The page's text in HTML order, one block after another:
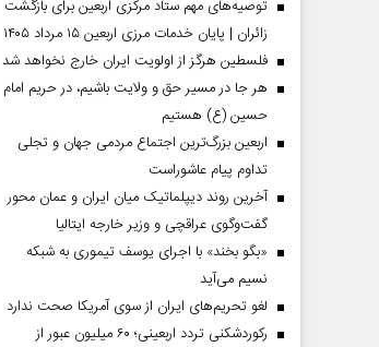
توصیه‌های مهم ستاد مرکزی اربعین برای بازگشت
زائران | پایان خدمات مرزی اربعین ۱۵ مرداد ۱۴۰۵
فلسطین هرگز از اولویت ایران خارج نخواهد شد
هر جا در مسیر حق و ولایت باشیم، در حریم امام
حسین (ع) هستیم
اربعین بزرگ‌ترین اجتماع مردمی جهان و تجلی
تداوم پیام عاشوراست
آخرین روند دیپلماتیک میان ایران و عمان محور
گفت‌وگوی عراقچی و وزیر خارجه ایتالیا
«بگو بخند» با اجرای یوسف تیموری به شبکه
نسیم می‌آید
لغو تحریم‌های ایران از سوی آمریکا صحت ندارد
رکوردشکنی تردد اربعینی؛ ۶۰ میلیون عبور از